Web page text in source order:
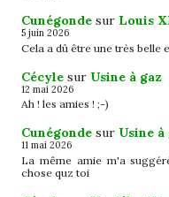
Cunégonde sur Louis
5 juin 2026
Cela a dû être une très belle
Cécyle sur Usine à gaz
12 mai 2026
Ah ! les amies ! ;-)
Cunégonde sur Usine à
11 mai 2026
La même amie m'a
chose quz toi